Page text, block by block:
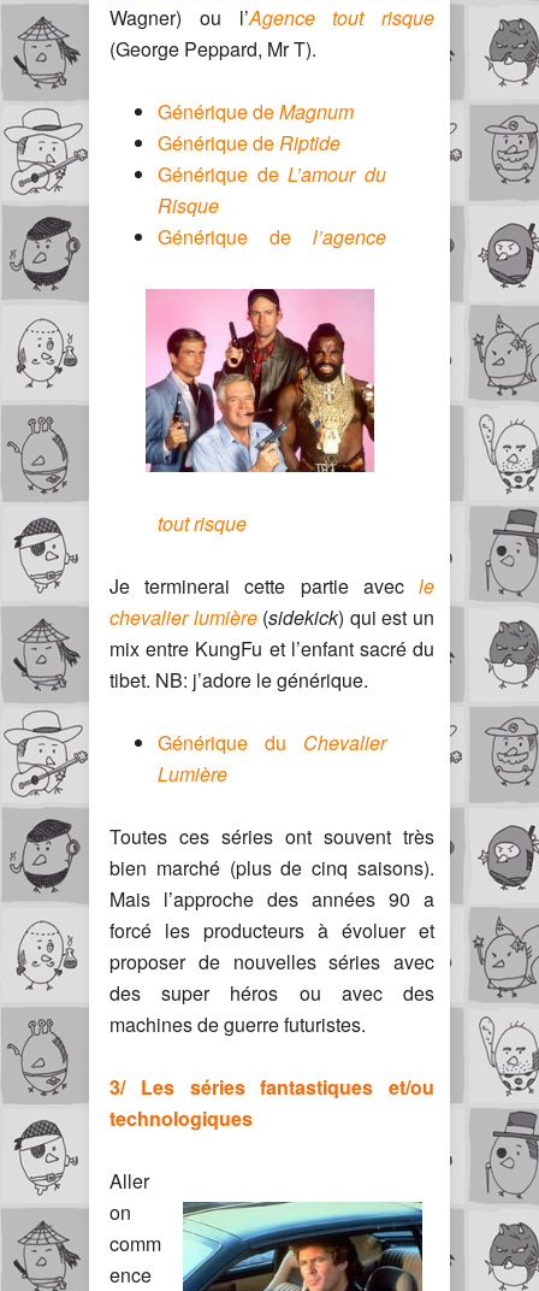
Wagner) ou l’Agence tout risque
(George Peppard, Mr T).
Générique deMagnum
Générique deRiptide
Générique deL’amour du
Risque
Générique de l’agence
tout risque
Je terminerai cette partie avec le
chevalier lumière(sidekick) qui est un
mix entre KungFu et l’enfant sacré du
tibet. NB: j’adore le générique.
Générique du Chevalier
Lumière
Toutes ces séries ont souvent très
bien marché (plus de cinq saisons).
Mais l’approche des années 90 a
forcé les producteurs à évoluer et
proposer de nouvelles séries avec
des super héros ou avec des
machines de guerre futuristes.
3/ Les séries fantastiques et/ou
technologiques
Aller
on
comm
ence